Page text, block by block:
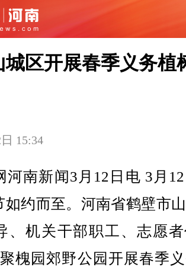
城区开展春季义务植
15:34
南新闻3月12日电 3月12
如约而至。河南省鹤壁市
、机关干部职工、志愿
槐园郊野公园开展春季